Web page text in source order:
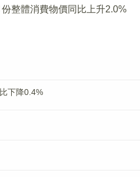
整體消費物價同比上升2.0%
下降0.4%